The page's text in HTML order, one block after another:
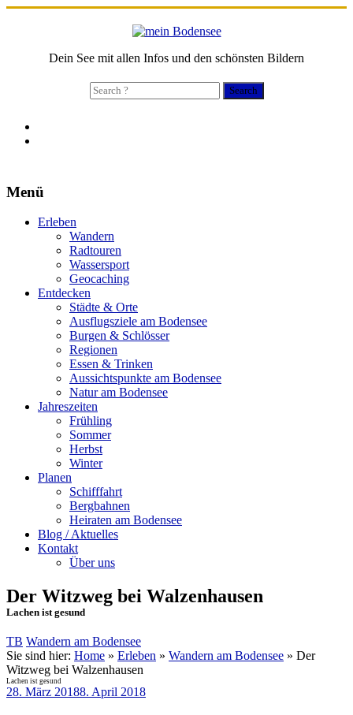
Dein See mit allen Infos und den schönsten Bildern
Search
for:
Menü
Erleben
Wandern
Radtouren
Wassersport
Geocaching
Entdecken
Städte & Orte
Ausflugsziele am Bodensee
Burgen & Schlösser
Regionen
Essen & Trinken
Aussichtspunkte am Bodensee
Natur am Bodensee
Jahreszeiten
Frühling
Sommer
Herbst
Winter
Planen
Schifffahrt
Bergbahnen
Heiraten am Bodensee
Blog / Aktuelles
Kontakt
Über uns
Der Witzweg bei Walzenhausen
Lachen ist gesund
TB Wandern am Bodensee
Sie sind hier: Home » Erleben » Wandern am Bodensee » Der
Witzweg bei Walzenhausen
Lachen ist gesund
28. März 20188. April 2018